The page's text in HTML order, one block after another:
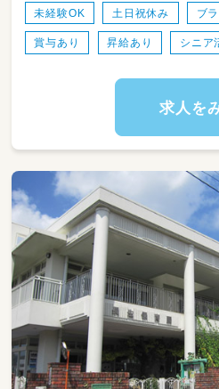
など
※将来的に転勤の可能
上越地区）
未経験OK 土日祝休み ブ
賞与あり 昇給あり シニア
求人を